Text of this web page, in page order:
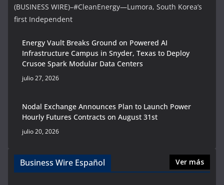
(BUSINESS WIRE)–#CleanEnergy—Lumora, South Korea’s
first Independent
Energy Vault Breaks Ground on Powered AI
Infrastructure Campus in Snyder, Texas to Deploy
Crusoe Spark Modular Data Centers
julio 27, 2026
Nodal Exchange Announces Plan to Launch Power
Hourly Futures Contracts on August 31st
julio 20, 2026
Business Wire Español Ver más